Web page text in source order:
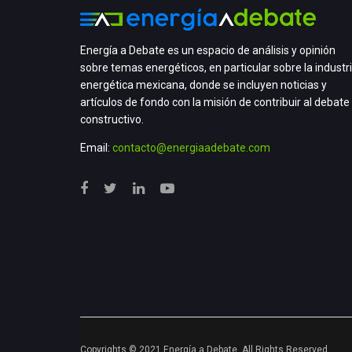
Energía a Debate es un espacio de análisis y opinión
sobre temas energéticos, en particular sobre la
energética mexicana, donde se incluyen noticias y
artículos de fondo con la misión de contribuir al debate
constructivo.
Email: contacto@energiaadebate.com
Copyrights © 2021 Energía a Debate. All Rights Reserved.